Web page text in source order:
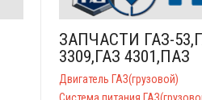
ЗАПЧАСТИ ГАЗ-
3309,ГАЗ 4301,ПАЗ
Двигатель ГАЗ(грузовой)